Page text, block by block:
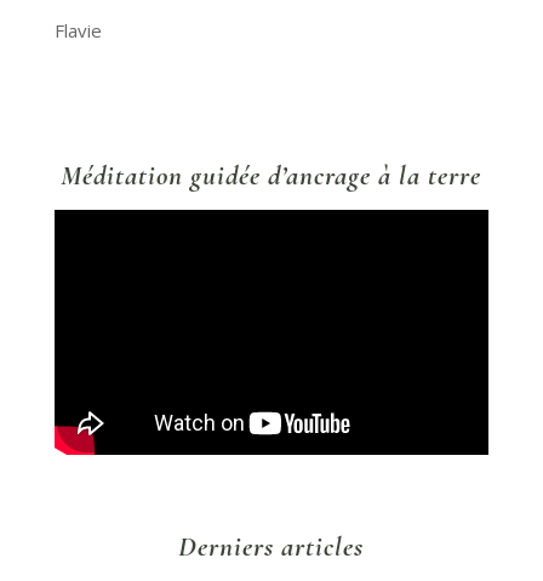
Flavie
Méditation guidée d’ancrage à la terre
Derniers articles